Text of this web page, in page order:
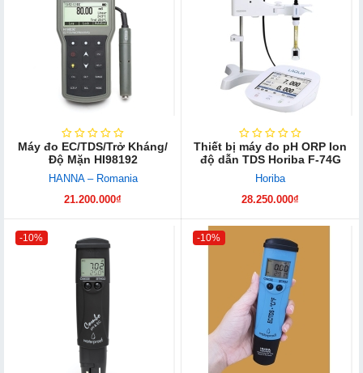
Máy đo EC/TDS/Trở Kháng/
Độ Mặn HI98192
HANNA – Romania
21.200.000₫
Thiết bị máy đo pH ORP Ion
độ dẫn TDS Horiba F-74G
Horiba
28.250.000₫
-10% -10%